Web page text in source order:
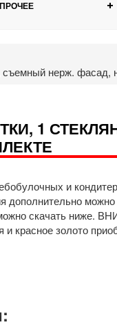
ПРОЧЕЕ
съемный нерж.
1
и
дополнительно
можно скачать ниже.
красное золото